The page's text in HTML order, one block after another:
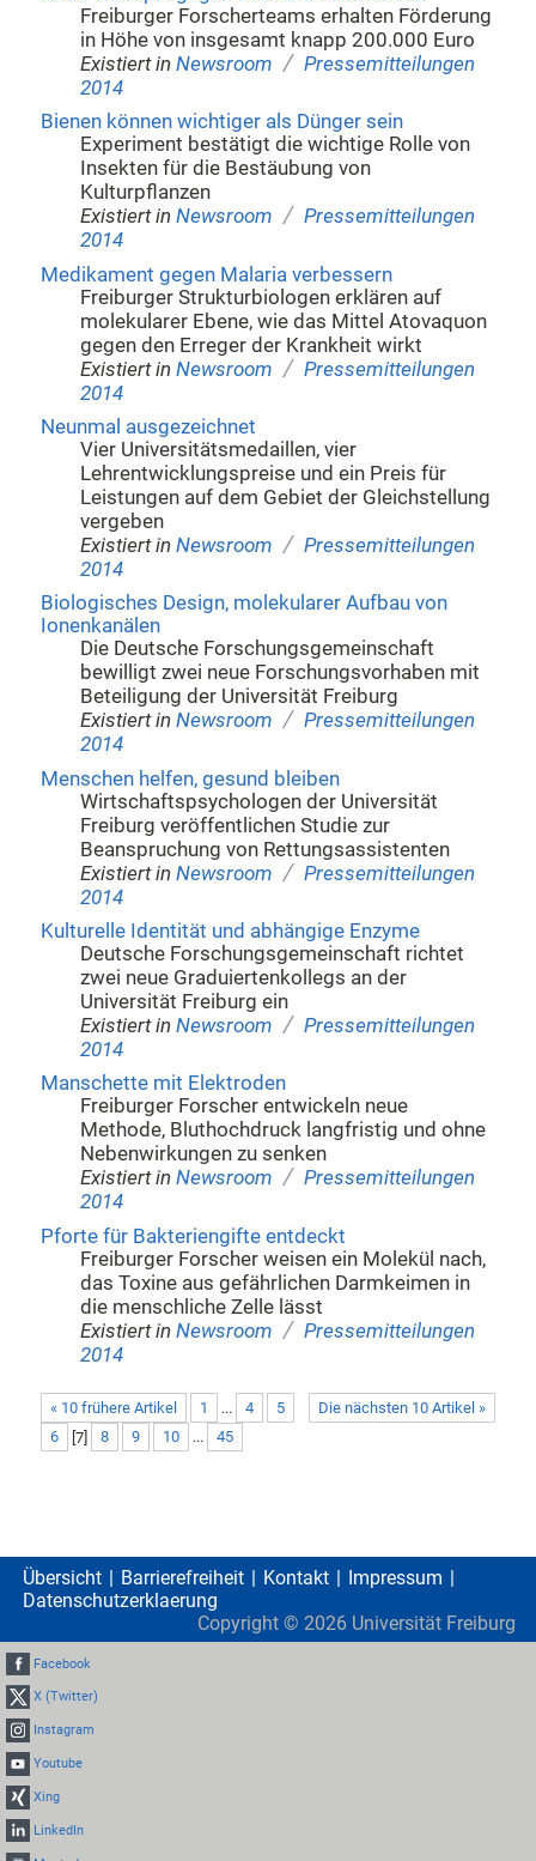
Freiburger Forscherteams erhalten Förderung
in Höhe von insgesamt knapp 200.000 Euro
Existiert in Newsroom / Pressemitteilungen
2014
Bienen können wichtiger als Dünger sein
Experiment bestätigt die wichtige Rolle von
Insekten für die Bestäubung von
Kulturpflanzen
Existiert in Newsroom / Pressemitteilungen
2014
Medikament gegen Malaria verbessern
Freiburger Strukturbiologen erklären auf
molekularer Ebene, wie das Mittel Atovaquon
gegen den Erreger der Krankheit wirkt
Existiert in Newsroom / Pressemitteilungen
2014
Neunmal ausgezeichnet
Vier Universitätsmedaillen, vier
Lehrentwicklungspreise und ein Preis für
Leistungen auf dem Gebiet der Gleichstellung
vergeben
Existiert in Newsroom / Pressemitteilungen
2014
Biologisches Design, molekularer Aufbau von
Ionenkanälen
Die Deutsche Forschungsgemeinschaft
bewilligt zwei neue Forschungsvorhaben mit
Beteiligung der Universität Freiburg
Existiert in Newsroom / Pressemitteilungen
2014
Menschen helfen, gesund bleiben
Wirtschaftspsychologen der Universität
Freiburg veröffentlichen Studie zur
Beanspruchung von Rettungsassistenten
Existiert in Newsroom / Pressemitteilungen
2014
Kulturelle Identität und abhängige Enzyme
Deutsche Forschungsgemeinschaft richtet
zwei neue Graduiertenkollegs an der
Universität Freiburg ein
Existiert in Newsroom / Pressemitteilungen
2014
Manschette mit Elektroden
Freiburger Forscher entwickeln neue
Methode, Bluthochdruck langfristig und ohne
Nebenwirkungen zu senken
Existiert in Newsroom / Pressemitteilungen
2014
Pforte für Bakteriengifte entdeckt
Freiburger Forscher weisen ein Molekül nach,
das Toxine aus gefährlichen Darmkeimen in
die menschliche Zelle lässt
Existiert in Newsroom / Pressemitteilungen
2014
« 10 frühere Artikel Die nächsten 10 Artikel »
1 ... 4
5
6
[7] 8 9 10 ... 45
Übersicht Barrierefreiheit Kontakt
Impressum
Datenschutzerklaerung
Copyright © 2026 Universität Freiburg
Facebook
X (Twitter)
Instagram
Youtube
Xing
LinkedIn